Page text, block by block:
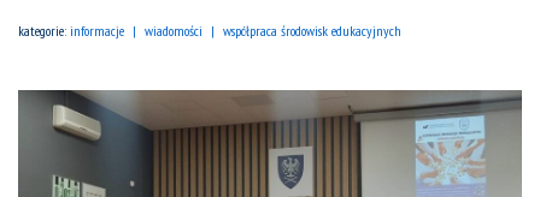
kategorie: informacje wiadomości współpraca środowisk edukacyjnych